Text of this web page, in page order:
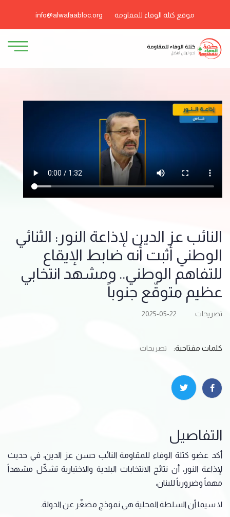
موقع كتلة الوفاء للمقاومة info@alwafaabloc.org
النائب عز الدين لإذاعة النور: الثنائي
الوطني أثبت أنه ضابط الإيقاع
للتفاهم الوطني.. ومشهد انتخابي
عظيم متوقّع جنوباً
تصريحات 2025-05-22
كلمات مفتاحية: تصريحات
التفاصيل
أكد عضو كتلة الوفاء للمقاومة النائب حسن عز الدين، في حديث
لإذاعة النور، أن نتائج الانتخابات البلدية والاختيارية تشكّل مشهداً
مهماً وضرورياً للبنان،
لا سيما أن السلطة المحلية هي نموذج مضغّر عن الدولة.